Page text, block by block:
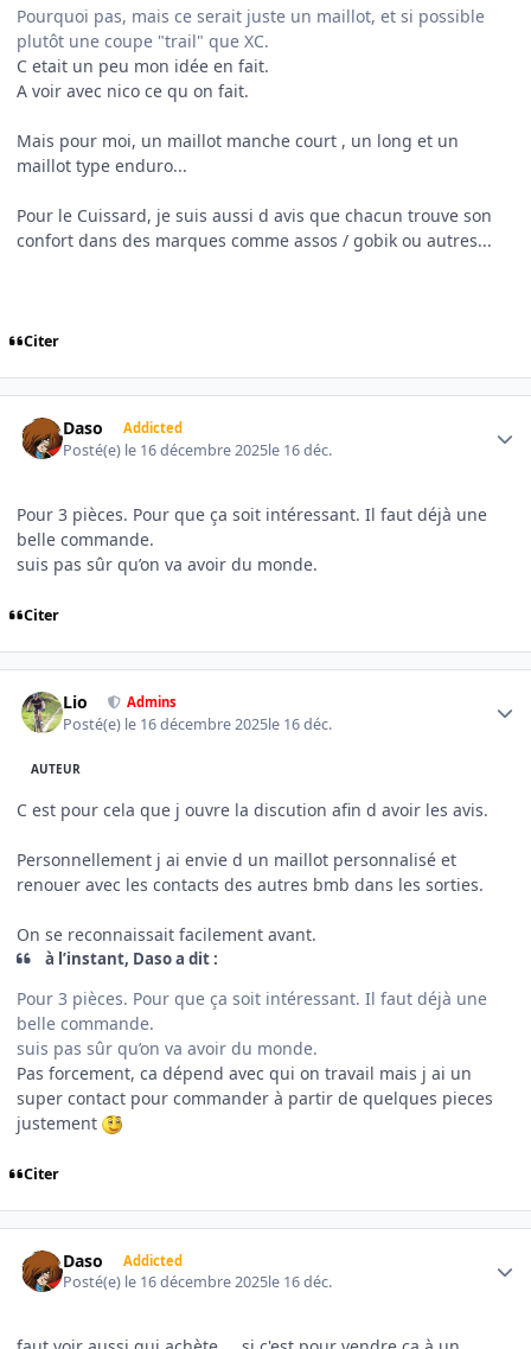
Pourquoi pas, mais ce serait juste un maillot, et si possible
plutôt une coupe "trail" que XC.
C etait un peu mon idée en fait.
A voir avec nico ce qu on fait.
Mais pour moi, un maillot manche court , un long et un
maillot type enduro...
Pour le Cuissard, je suis aussi d avis que chacun trouve son
confort dans des marques comme assos / gobik ou autres...
Citer
Daso Addicted
Posté(e) le 16 décembre 2025le 16 déc.
Pour 3 pièces. Pour que ça soit intéressant. Il faut déjà une
belle commande.
suis pas sûr qu’on va avoir du monde.
Citer
Lio Admins
Posté(e) le 16 décembre 2025le 16 déc.
AUTEUR
C est pour cela que j ouvre la discution afin d avoir les avis.
Personnellement j ai envie d un maillot personnalisé et
renouer avec les contacts des autres bmb dans les sorties.
On se reconnaissait facilement avant.
à l’instant, Daso a dit :
Pour 3 pièces. Pour que ça soit intéressant. Il faut déjà une
belle commande.
suis pas sûr qu’on va avoir du monde.
Pas forcement, ca dépend avec qui on travail mais j ai un
super contact pour commander à partir de quelques pieces
justement
Citer
Daso Addicted
Posté(e) le 16 décembre 2025le 16 déc.